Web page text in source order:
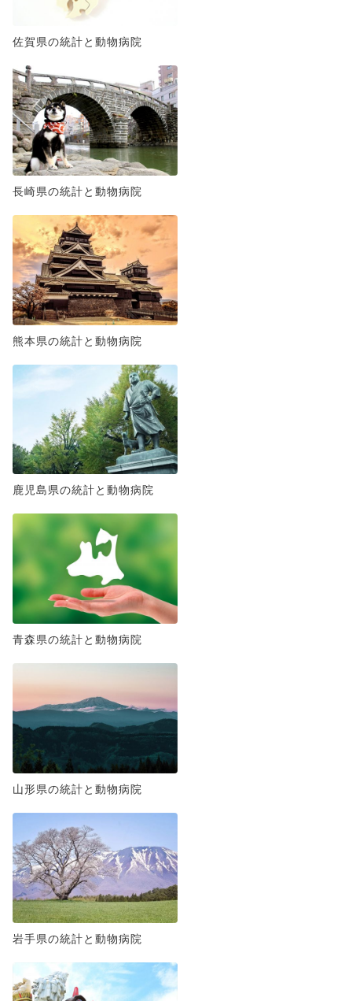
佐賀県の統計と動物病院
長崎県の統計と動物病院
熊本県の統計と動物病院
鹿児島県の統計と動物病院
青森県の統計と動物病院
山形県の統計と動物病院
岩手県の統計と動物病院